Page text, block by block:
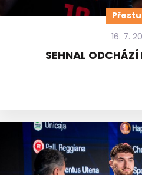
16. 7.
SEHNAL